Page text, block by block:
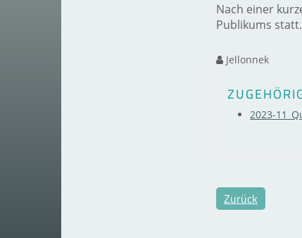
Nach einer
Publikums statt.
Jellonnek
2023-
Zurück